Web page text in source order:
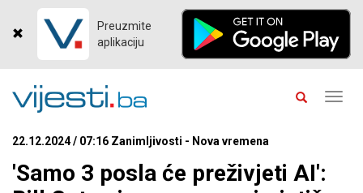
Preuzmite
aplikaciju
22.12.2024 / 07:16 Zanimljivosti - Nova vremena
'Samo 3 posla će preživjeti AI':